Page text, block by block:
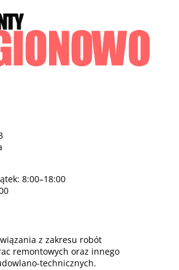
8:00–18:00
z zakresu robót
remontowych oraz innego
technicznych.